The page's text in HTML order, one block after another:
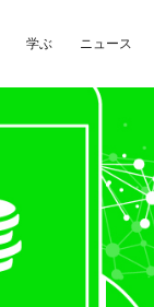
学ぶ ニュース